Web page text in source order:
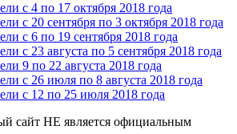
с 4 по 17 октября 2018 года
с 20 сентября по 3 октября 2018 года
с 6 по 19 сентября 2018 года
с 23 августа по 5 сентября 2018 года
9 по 22 августа 2018 года
с 26 июля по 8 августа 2018 года
с 12 по 25 июля 2018 года
НЕ является официальным